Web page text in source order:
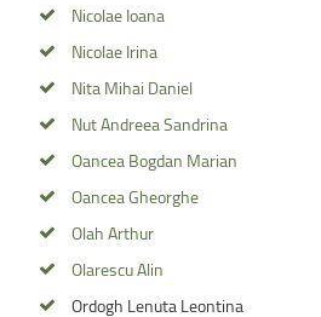
Nicolae Ioana
Nicolae Irina
Nita Mihai Daniel
Nut Andreea Sandrina
Oancea Bogdan Marian
Oancea Gheorghe
Olah Arthur
Olarescu Alin
Ordogh Lenuta Leontina